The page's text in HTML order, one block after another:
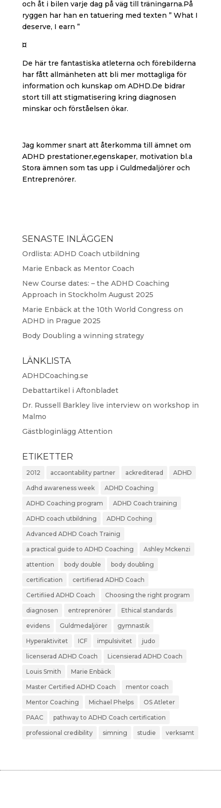
och åt i bilen varje dag på väg till träningarna.På
ryggen har han en tatuering med texten ” What I
deserve, I earn ”
¤
De här tre fantastiska atleterna och förebilderna
har fått allmänheten att bli mer mottagliga för
information och kunskap om ADHD.De bidrar
stort till att stigmatisering kring diagnosen
minskar och förståelsen ökar.
Jag kommer snart att återkomma till ämnet om
ADHD prestationer,egenskaper, motivation bl.a
Stora ämnen som tas upp i Guldmedaljörer och
Entreprenörer.
SENASTE INLÄGGEN
Ordlista: ADHD Coach utbildning
Marie Enback as Mentor Coach
New Course dates: – the ADHD Coaching
Approach in Stockholm August 2025
Marie Enbäck at the 10th World Congress on
ADHD in Prague 2025
Body Doubling a winning strategy
LÄNKLISTA
ADHDCoaching.se
Debattartikel i Aftonbladet
Dr. Russell Barkley live interview on workshop in
Malmo
Gästbloginlägg Attention
ETIKETTER
2012 accaontability partner ackrediterad ADHD
Adhd awareness week ADHD Coaching
ADHD Coaching program ADHD Coach training
ADHD coach utbildning ADHD Coching
Advanced ADHD Coach Trainig
a practical guide to ADHD Coaching Ashley Mckenzi
attention body double body doubling
certification certifierad ADHD Coach
Certifiied ADHD Coach Choosing the right program
diagnosen entreprenörer Ethical standards
evidens Guldmedaljörer gymnastik
Hyperaktivitet ICF impulsivitet judo
licenserad ADHD Coach Licensierad ADHD Coach
Louis Smith Marie Enbäck
Master Certified ADHD Coach mentor coach
Mentor Coaching Michael Phelps OS Atleter
PAAC pathway to ADHD Coach certification
professional credibility simning studie verksamt